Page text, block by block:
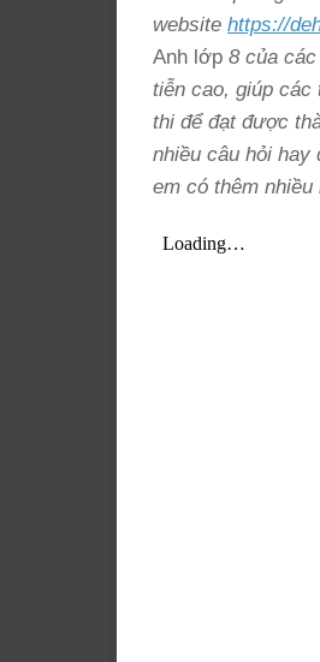
website https://
Anh lớp 8 của
tiễn cao, giúp các
thi để đạt được
nhiều câu hỏi
em có thêm